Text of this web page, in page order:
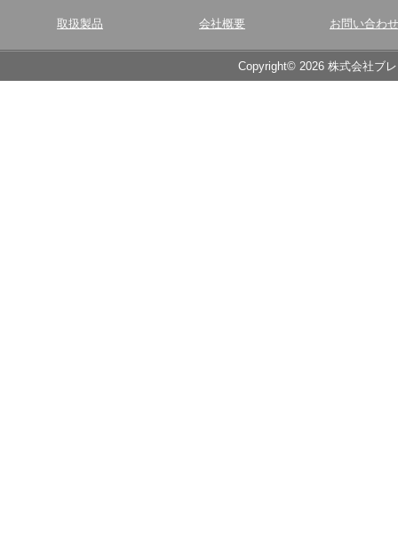
取扱製品 会社概要 お問い合わせ
Copyright© 2026 株式会社ブ